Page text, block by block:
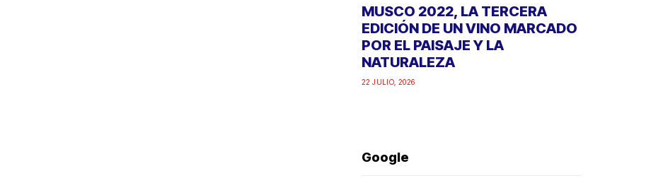
MUSCO 2022, LA TERCERA
EDICIÓN DE UN VINO MARCADO
POR EL PAISAJE Y LA
NATURALEZA
22 JULIO, 2026
Google